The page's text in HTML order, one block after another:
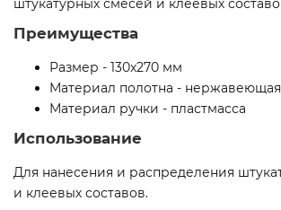
Преимущества
Размер - 130х270 мм
Материал полотна - нержавеющая
Материал ручки - пластмасса
Использование
Для нанесения и распределения
и клеевых составов.